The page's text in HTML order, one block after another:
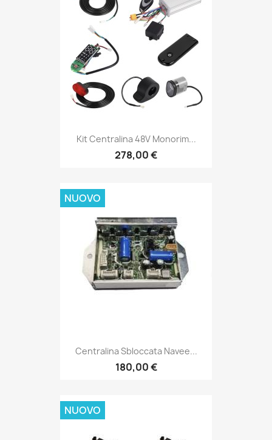
Kit Centralina 48V Monorim...
278,00 €
Centralina Sbloccata Navee...
180,00 €
NUOVO
NUOVO